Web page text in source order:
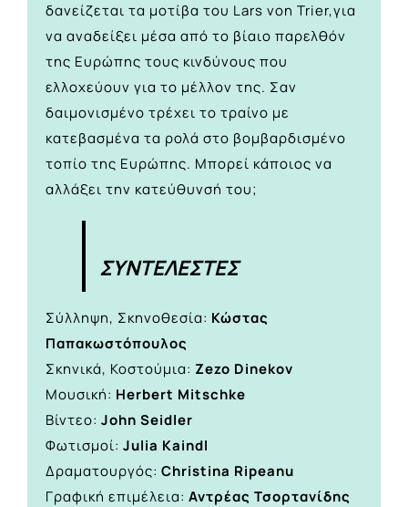
δανείζεται τα μοτίβα του Lars von Trier,για
να αναδείξει μέσα από το βίαιο παρελθόν
της Ευρώπης τους κινδύνους που
ελλοχεύουν για το μέλλον της. Σαν
δαιμονισμένο τρέχει το τραίνο με
κατεβασμένα τα ρολά στο βομβαρδισμένο
τοπίο της Ευρώπης. Μπορεί κάποιος να
αλλάξει την κατεύθυνσή του;
ΣΥΝΤΕΛΕΣΤΕΣ
Σύλληψη, Σκηνοθεσία: Κώστας
Παπακωστόπουλος
Σκηνικά, Κοστούμια: Zezo Dinekov
Μουσική: Herbert Mitschke
Βίντεο: John Seidler
Φωτισμοί: Julia Kaindl
Δραματουργός: Christina Ripeanu
Γραφική επιμέλεια: Αντρέας Τσορτανίδης